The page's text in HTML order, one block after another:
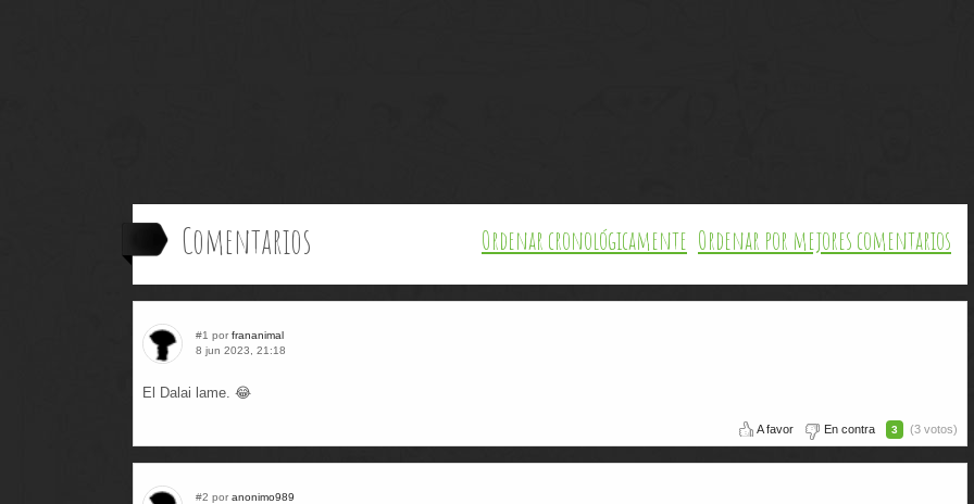
Comentarios Ordenar por mejores comentarios
Ordenar cronológicamente
#1 por frananimal
8 jun 2023, 21:18
El Dalai lame. 😂
A favor En contra 3 (3 votos)
#2 por anonimo989